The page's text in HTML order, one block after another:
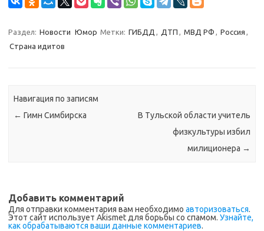
Раздел: Новости Юмор Метки: ГИБДД , ДТП , МВД РФ , Россия ,
Страна идитов
Навигация по записям
← Гимн Симбирска
В Тульской области учитель
физкультуры избил
милиционера →
Добавить комментарий
Для отправки комментария вам необходимо авторизоваться.
Этот сайт использует Akismet для борьбы со спамом. Узнайте,
как обрабатываются ваши данные комментариев.